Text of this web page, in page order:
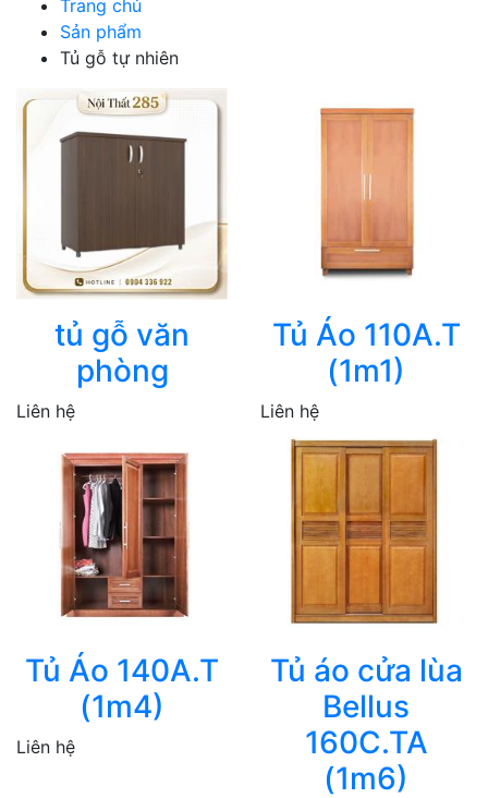
Trang chủ
Sản phẩm
Tủ gỗ tự nhiên
tủ gỗ văn
phòng
Liên hệ
Tủ Áo 110A.T
(1m1)
Liên hệ
Tủ Áo 140A.T
(1m4)
Liên hệ
Tủ áo cửa lùa
Bellus
160C.TA
(1m6)